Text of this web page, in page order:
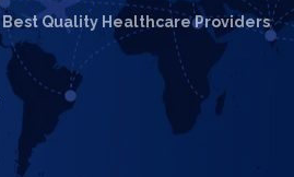
Best Quality Healthcare Providers